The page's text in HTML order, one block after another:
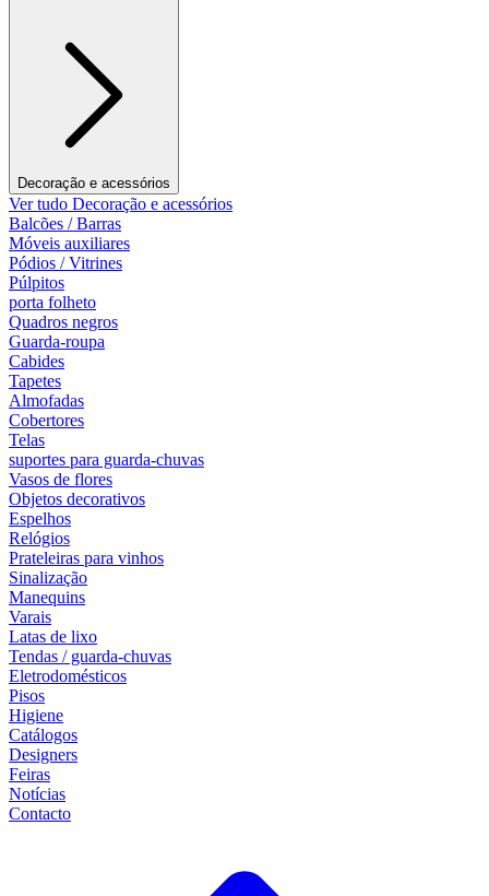
Decoração e acessórios
Ver tudo Decoração e acessórios
Balcões / Barras
Móveis auxiliares
Pódios / Vitrines
Púlpitos
porta folheto
Quadros negros
Guarda-roupa
Cabides
Tapetes
Almofadas
Cobertores
Telas
suportes para guarda-chuvas
Vasos de flores
Objetos decorativos
Espelhos
Relógios
Prateleiras para vinhos
Sinalização
Manequins
Varais
Latas de lixo
Tendas / guarda-chuvas
Eletrodomésticos
Pisos
Higiene
Catálogos
Designers
Feiras
Notícias
Contacto